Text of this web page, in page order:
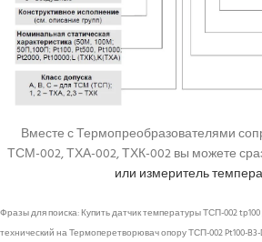
Вместе с Термопреобразователями
ТСМ-002, ТХА-002, ТХК-002 вы можете
или измеритель
Фразы для поиска: Купить датчик температуры ТСП-002 tp100
технический на Термоперетворювач опору ТСП-002 Pt100-B3-